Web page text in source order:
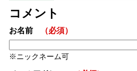
コメント
お名前 （必須）
ニックネーム可